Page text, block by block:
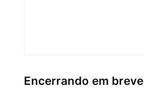
Encerrando em breve